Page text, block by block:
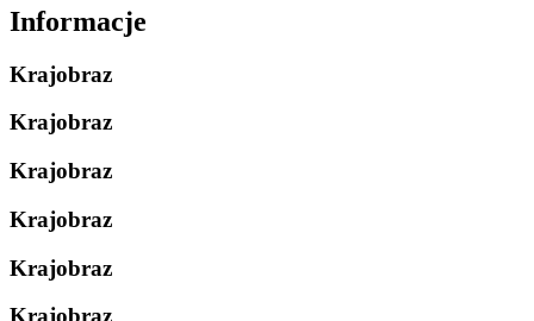
Informacje
Krajobraz
Krajobraz
Krajobraz
Krajobraz
Krajobraz